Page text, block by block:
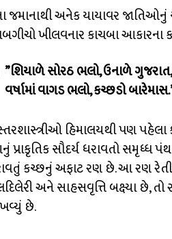
જમાનાથી અનેક યાયાવર
ખીલવનાર કાચબા આકારના
”શિયાળે સોરઠ ભલો, ઉનાળે ગુજરાત,
વર્ષામાં વાગડ ભલો, કચ્છડો
હિમાલયથી પણ પહેલા
પ્રાકૃતિક સૌદર્ય ધરાવતો સમૃધ્ધ
કચ્છનું અફાટ રણ છે. આ રણ
અને સાહસવૃત્તિ બક્ષ્યા છે,
છે.